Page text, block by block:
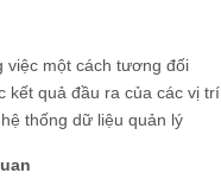
việc một cách tương đối
kết quả đầu ra của các vị trí
thống dữ liệu quản lý